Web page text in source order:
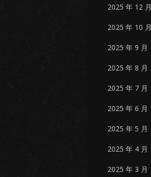
2025 年 12 月
2025 年 10 月
2025 年 9 月
2025 年 8 月
2025 年 7 月
2025 年 6 月
2025 年 5 月
2025 年 4 月
2025 年 3 月